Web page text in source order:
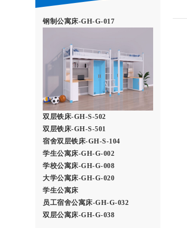
钢制公寓床-GH-G-017
双层铁床-GH-S-502
双层铁床-GH-S-501
宿舍双层铁床-GH-S-104
学生公寓床-GH-G-002
学校公寓床-GH-G-008
大学公寓床-GH-G-020
学生公寓床
员工宿舍公寓床-GH-G-032
双层公寓床-GH-G-038